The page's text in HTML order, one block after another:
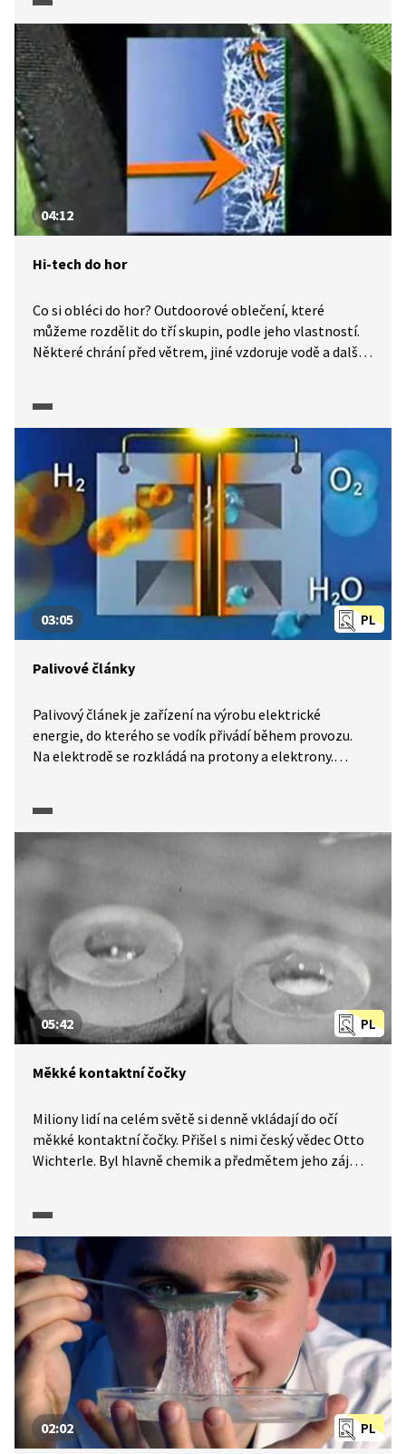
lahve spalovat za vzniku oxidu uhličitého a vody. Ale
mnohem výhodnější je polyethylentereftalát
recyklovat a znovu jej použít. Vědci se také zabývají
otázkou, jak dlouhý polymerní řetězec rozložit
na kratší části, které by poté mohly být
biodegradabilní.
04:12
Hi-tech do hor
Co si obléci do hor? Outdoorové oblečení, které
můžeme rozdělit do tří skupin, podle jeho vlastností.
Některé chrání před větrem, jiné vzdoruje vodě a další
před větrem. Také funkční prádlo je vhodné oblečení
vyrobené z polypropylenu a polyesteru. Fleecovou
bundu má určitě každý a ta je vyrobená z polyesteru,
který se pro tyto účely vyrábí recyklací PET lahví.
PL
03:05
Palivové články
Palivový článek je zařízení na výrobu elektrické
energie, do kterého se vodík přivádí během provozu.
Na elektrodě se rozkládá na protony a elektrony.
tam se přivádí kyslík. Přicházejí elektrony a vzniká
voda. Klíčovým a nejdražším prvkem palivového článku
je membrána, vyráběná na bázi polymerů. Dnes
mnoho. Proto vědci celého světa hledají vhodnější
a levnější membrány, které se navíc budou moci
ekologicky zlikvidovat.
PL
05:42
Měkké kontaktní čočky
Miliony lidí na celém světě si denně vkládají do očí
měkké kontaktní čočky. Přišel s nimi český vědec Otto
Wichterle. Byl hlavně chemik a předmětem jeho zájmu
přijatelnou pro lidský organismus. S kolegou
Drahoslavem Límem si v roce 1955 nechali patentovat
průhledný polygel, který se stal základním materiálem
pro kontaktní čočky. Zbývalo však ještě vymyslet
způsob, jak materiál vytvarovat, aby člověku v oku
nevadil.
PL
02:02